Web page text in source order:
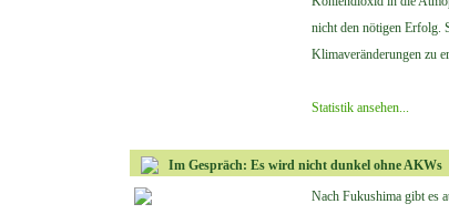
nicht den nötigen Erfolg.
Klimaveränderungen zu
Statistik ansehen...
Im Gespräch: Es wird nicht dunkel ohne AKWs
Nach Fukushima gibt es